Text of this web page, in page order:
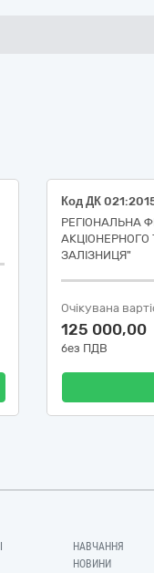
РЕГІОНАЛЬНА
АКЦІОНЕРНОГО
ЗАЛІЗНИЦЯ"
Очікувана
125 000,00
без ПДВ
НАВЧАННЯ
НОВИНИ